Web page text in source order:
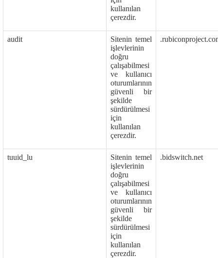
kullanılan
çerezdir.
audit
Sitenin temel
işlevlerinin
doğru
çalışabilmesi
ve kullanıcı
oturumlarının
güvenli bir
şekilde
sürdürülmesi
için
kullanılan
çerezdir.
tuuid_lu
Sitenin temel
işlevlerinin
doğru
çalışabilmesi
ve kullanıcı
oturumlarının
güvenli bir
şekilde
sürdürülmesi
için
kullanılan
çerezdir.
.bidswitch.net